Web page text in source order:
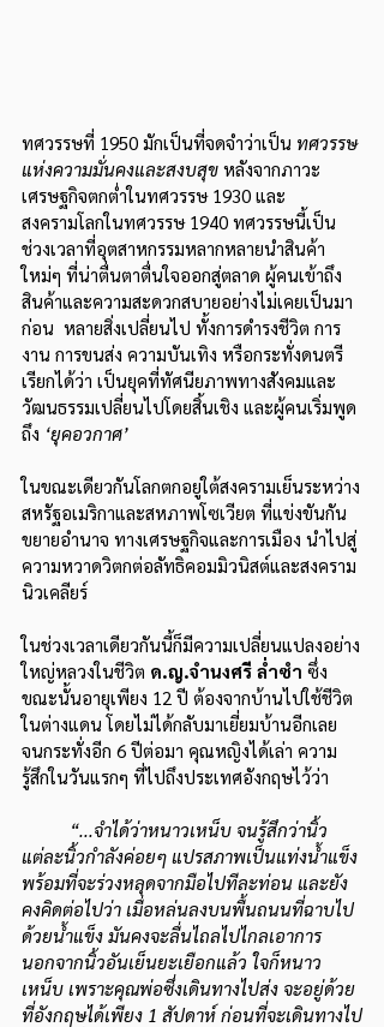
ทศวรรษที่ 1950 มักเป็นที่จดจำว่าเป็น ทศวรรษ
แห่งความมั่นคงและสงบสุข หลังจากภาวะ
เศรษฐกิจตกต่ำในทศวรรษ 1930 และ
สงครามโลกในทศวรรษ 1940 ทศวรรษนี้เป็น
ช่วงเวลาที่อุตสาหกรรมหลากหลายนำสินค้า
ใหม่ๆ ที่น่าตื่นตาตื่นใจออกสู่ตลาด ผู้คนเข้าถึง
สินค้าและความสะดวกสบายอย่างไม่เคยเป็นมา
ก่อน  หลายสิ่งเปลี่ยนไป ทั้งการดำรงชีวิต การ
งาน การขนส่ง ความบันเทิง หรือกระทั่งดนตรี
เรียกได้ว่า เป็นยุคที่ทัศนียภาพทางสังคมและ
วัฒนธรรมเปลี่ยนไปโดยสิ้นเชิง และผู้คนเริ่มพูด
ถึง ‘ยุคอวกาศ’
ในขณะเดียวกันโลกตกอยู่ใต้สงครามเย็นระหว่าง
สหรัฐอเมริกาและสหภาพโซเวียต ที่แข่งขันกัน
ขยายอำนาจ ทางเศรษฐกิจและการเมือง นำไปสู่
ความหวาดวิตกต่อลัทธิคอมมิวนิสต์และสงคราม
นิวเคลียร์
ในช่วงเวลาเดียวกันนี้ก็มีความเปลี่ยนแปลงอย่าง
ใหญ่หลวงในชีวิต ด.ญ.จำนงศรี ล่ำซำ ซึ่ง
ขณะนั้นอายุเพียง 12 ปี ต้องจากบ้านไปใช้ชีวิต
ในต่างแดน โดยไม่ได้กลับมาเยี่ยมบ้านอีกเลย
จนกระทั่งอีก 6 ปีต่อมา คุณหญิงได้เล่า ความ
รู้สึกในวันแรกๆ ที่ไปถึงประเทศอังกฤษไว้ว่า
“...จำได้ว่าหนาวเหน็บ จนรู้สึกว่านิ้ว
แต่ละนิ้วกำลังค่อยๆ แปรสภาพเป็นแท่งน้ำแข็ง
พร้อมที่จะร่วงหลุดจากมือไปทีละท่อน และยัง
คงคิดต่อไปว่า เมื่อหล่นลงบนพื้นถนนที่ฉาบไป
ด้วยน้ำแข็ง มันคงจะลื่นไถลไปไกลเอาการ
นอกจากนิ้วอันเย็นยะเยือกแล้ว ใจก็หนาว
เหน็บ เพราะคุณพ่อซึ่งเดินทางไปส่ง จะอยู่ด้วย
ที่อังกฤษได้เพียง 1 สัปดาห์ ก่อนที่จะเดินทางไป